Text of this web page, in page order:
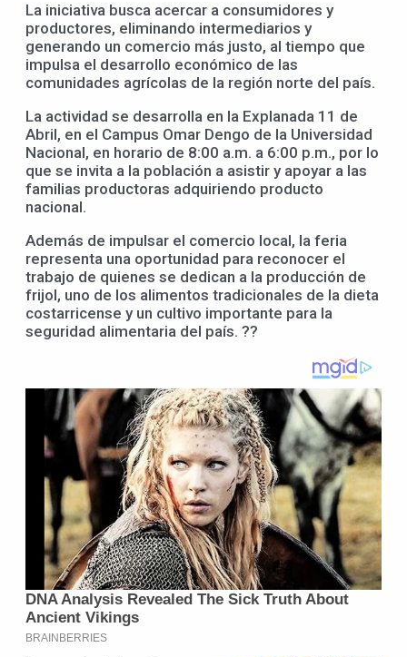
La iniciativa busca acercar a consumidores y
productores, eliminando intermediarios y
generando un comercio más justo, al tiempo que
impulsa el desarrollo económico de las
comunidades agrícolas de la región norte del país.
La actividad se desarrolla en la Explanada 11 de
Abril, en el Campus Omar Dengo de la Universidad
Nacional, en horario de 8:00 a.m. a 6:00 p.m., por lo
que se invita a la población a asistir y apoyar a las
familias productoras adquiriendo producto
nacional.
Además de impulsar el comercio local, la feria
representa una oportunidad para reconocer el
trabajo de quienes se dedican a la producción de
frijol, uno de los alimentos tradicionales de la dieta
costarricense y un cultivo importante para la
seguridad alimentaria del país. ??